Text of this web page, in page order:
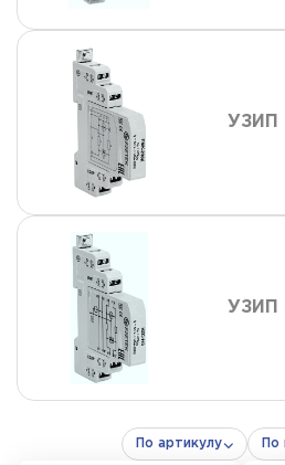
УЗИП
УЗИП
По артикулу По